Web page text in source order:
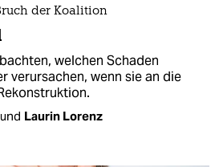
der Koalition
welchen Schaden
verursachen, wenn sie an die
und Laurin Lorenz